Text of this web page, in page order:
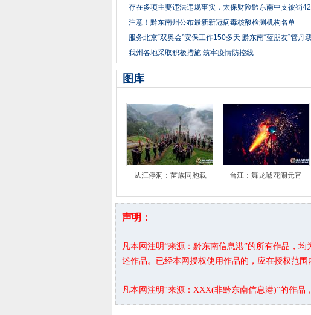
存在多项主要违法违规事实，太保财险黔东南中支被罚42
注意！黔东南州公布最新新冠病毒核酸检测机构名单
服务北京“双奥会”安保工作150多天 黔东南“蓝朋友”管丹
我州各地采取积极措施 筑牢疫情防控线
图库
从江停洞：苗族同胞载 台江：舞龙嘘花闹元宵
声明：
凡本网注明“来源：黔东南信息港”的所有作品，
述作品。已经本网授权使用作品的，应在授权范
凡本网注明“来源：XXX(非黔东南信息港)”的作品